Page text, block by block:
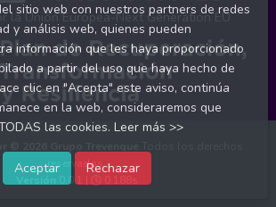
la Unión Europea-Next Generation EU
reservados.
0.0.1 |
sitio web con nuestros partners de redes
y análisis web, quienes pueden
información que les haya proporcionado
a partir del uso que haya hecho de
clic en "Acepta" este aviso, continúa
en la web, consideraremos que
las cookies. Leer más >>
Aceptar Rechazar